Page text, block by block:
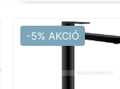
-5% AKCIÓ